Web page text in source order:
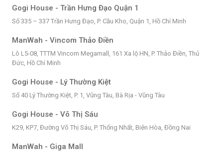
Gogi House - Trần Hưng Đạo Quận 1
Số 335 – 337 Trần Hưng Đạo, P. Cầu Kho, Quận 1, Hồ Chí Minh
ManWah - Vincom Thảo Điền
Lô L5-08, TTTM Vincom Megamall, 161 Xa lộ HN, P. Thảo Điền, Thủ
Đức, Hồ Chí Minh
Gogi House - Lý Thường Kiệt
Số 40 Lý Thường Kiệt, P. 1, Vũng Tàu, Bà Rịa - Vũng Tàu
Gogi House - Võ Thị Sáu
K29, KP7, Đường Võ Thị Sáu, P. Thống Nhất, Biên Hòa, Đồng Nai
ManWah - Giga Mall